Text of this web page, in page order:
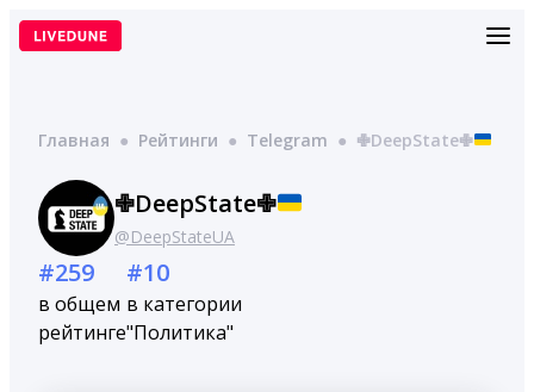
Перейти
Главная ● Рейтинги ● Telegram ● ✙DeepState✙
✙DeepState✙
@DeepStateUA
#259
в общем
рейтинге
#10
в категории
"Политика"